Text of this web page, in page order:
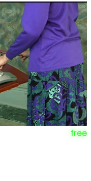
free